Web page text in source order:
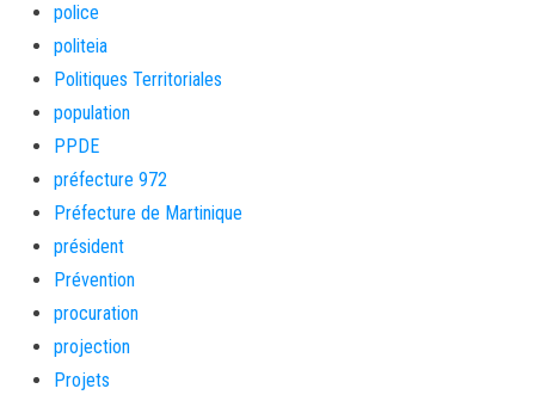
police
politeia
Politiques Territoriales
population
PPDE
préfecture 972
Préfecture de Martinique
président
Prévention
procuration
projection
Projets